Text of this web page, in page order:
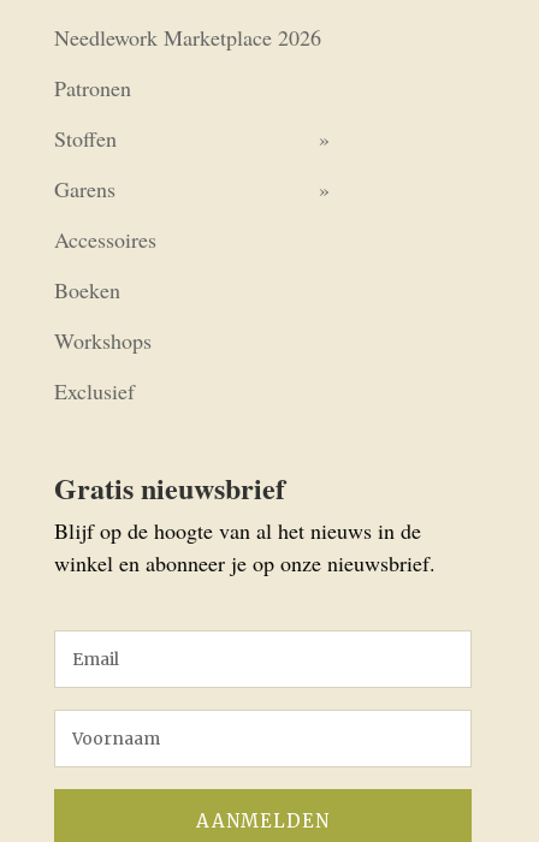
Needlework Marketplace 2026
Patronen
Stoffen
Garens
Accessoires
Boeken
Workshops
Exclusief
Gratis nieuwsbrief
Blijf op de hoogte van al het nieuws in de
winkel en abonneer je op onze nieuwsbrief.